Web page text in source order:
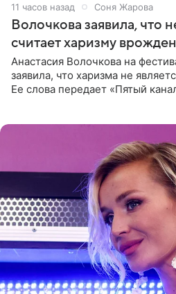
11 часов назад Соня Жарова
Волочкова заявила, что
считает харизму
Анастасия Волочкова на
заявила, что харизма не
Ее слова передает «Пятый